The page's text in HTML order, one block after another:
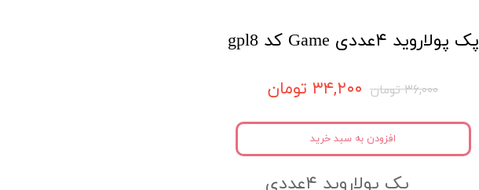
پک پولاروید ۴عددی Game کد gpl8
۳۶,۰۰۰ تومان ۳۴,۲۰۰ تومان
پک پولاروید ۴عددی
افزودن به سبد خرید